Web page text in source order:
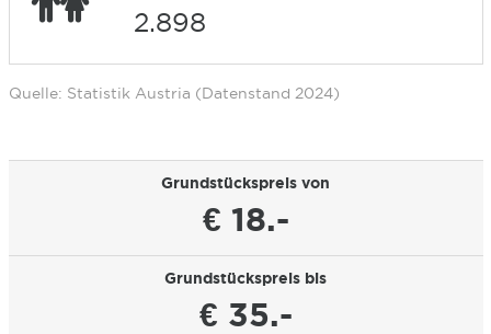
2.898
Quelle: Statistik Austria (Datenstand 2024)
Grundstückspreis von
€ 18.-
Grundstückspreis bis
€ 35.-